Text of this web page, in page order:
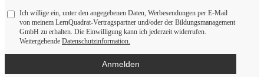
Ich willige ein, unter den angegebenen Daten, Werbesendungen per E-Mail
von meinem LernQuadrat-Vertragspartner und/oder der Bildungsmanagement
GmbH zu erhalten. Die Einwilligung kann ich jederzeit widerrufen.
Weitergehende Datenschutzinformation.
Anmelden